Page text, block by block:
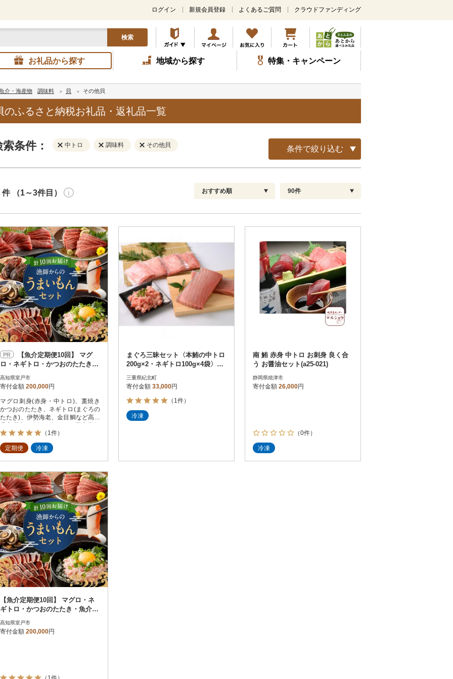
メ
ン
コ
ン
テ
ツ
ッ
ログイン 新規会員登録 よくあるご質問 クラウドファンディング
検索
お礼品から探す 地域から探す 特集・キャンペーン
介・海産物 調味料 貝 その他貝
ふるさと納税お礼品・返礼品一覧
条件： 中トロ 調味料 その他貝 条件で絞り込む
円
決済方法 解除
PayPay
クレジットカード決済
Amazon Pay
楽天ペイ
メルペイ
コンビニ支払い
ソフトバンクまとめて支払い
d払い
金融機関(Pay-easy決済)
解除
発送種別 解除
通常
冷蔵便
冷凍便
配送指定 解除
お届け日時指定可
お届け時間帯指定可
その他 解除
さとふる限定のお礼品
定期便
さとふるアプリdeワンストップ申請
結果を見る（
件 （1～3件目） おすすめ順
新着順
寄付金額が高い順
寄付金額が低い順
90件
60
90
120
PR
ロ・ネギトロ・かつおのたたき・
魚介類加工品などの海鮮セット定
期便 訳あり
高知県室戸市
寄付金額 200,000円
マグロ刺身(赤身・中トロ)、藁焼き
かつおのたたき、ネギトロ(まぐろの
たたき)、伊勢海老、金目鯛など高知
でお届け!マグロ丼やネギトロ丼の
他、サーモンやイクラ、ホタテ、カ
ニ、ウニと一緒に海鮮丼などでお楽
しいポイント。200000円
（1件）
定期便 冷凍
まぐろ三昧セット〈本鮪の中トロ
200g×2・ネギトロ100g×4袋〉
【C47】
三重県紀北町
寄付金額 33,000円
（1件）
冷凍
南 鮪 赤身 中トロ お刺身 良く合
う お醤油セット(a25-021)
静岡県焼津市
寄付金額 26,000円
（0件）
冷凍
【魚介定期便10回】 マグロ・ネ
ギトロ・かつおのたたき・魚介類
訳あり
高知県室戸市
寄付金額 200,000円